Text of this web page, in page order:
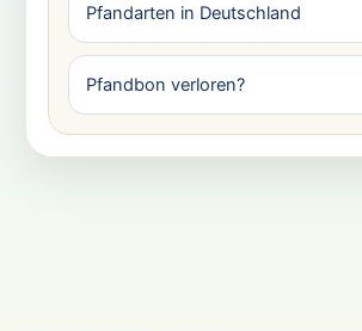
Pfandarten in Deutschland
Pfandbon verloren?